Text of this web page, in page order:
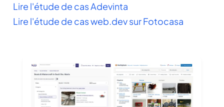
Lire l'étude de cas Adevinta
Lire l'étude de cas web.dev sur Fotocasa